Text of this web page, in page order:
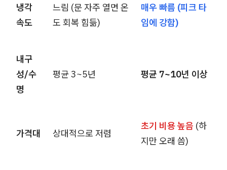
냉각
속도
느림 (문 자주 열면 온
도 회복 힘듦)
매우 빠름 (피크 타
임에 강함)
내구
성/수
명
평균 3~5년 평균 7~10년 이상
가격대 상대적으로 저렴
초기 비용 높음 (하
지만 오래 씀)